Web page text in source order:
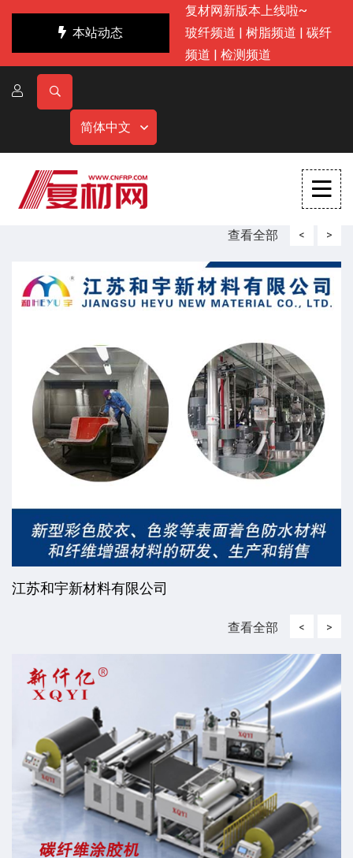
本站动态
复材网新版本上线啦~
玻纤频道 | 树脂频道 | 碳纤
频道 | 检测频道
简体中文
查看全部 <
江苏和宇新材料有限公司
>
查看全部 < >